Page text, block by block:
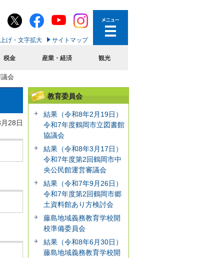
げ・文字拡大 サイトマップ
税金 産業・経済 観光
会
28日
教育委員会
結果（令和8年2月19日）
令和7年度鶴岡市立図書館
協議会
結果（令和8年3月17日）
令和7年度第2回鶴岡市中
央公民館運営審議会
結果（令和7年9月26日）
令和7年度第2回鶴岡市郷
土資料館あり方検討会
藤島地域義務教育学校開
校準備委員会
結果（令和8年6月30日）
藤島地域義務教育学校開